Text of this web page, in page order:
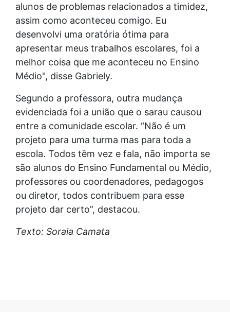
alunos de problemas relacionados a timidez,
assim como aconteceu comigo. Eu
desenvolvi uma oratória ótima para
apresentar meus trabalhos escolares, foi a
melhor coisa que me aconteceu no Ensino
Médio", disse Gabriely.
Segundo a professora, outra mudança
evidenciada foi a união que o sarau causou
entre a comunidade escolar. “Não é um
projeto para uma turma mas para toda a
escola. Todos têm vez e fala, não importa se
são alunos do Ensino Fundamental ou Médio,
professores ou coordenadores, pedagogos
ou diretor, todos contribuem para esse
projeto dar certo”, destacou.
Texto: Soraia Camata